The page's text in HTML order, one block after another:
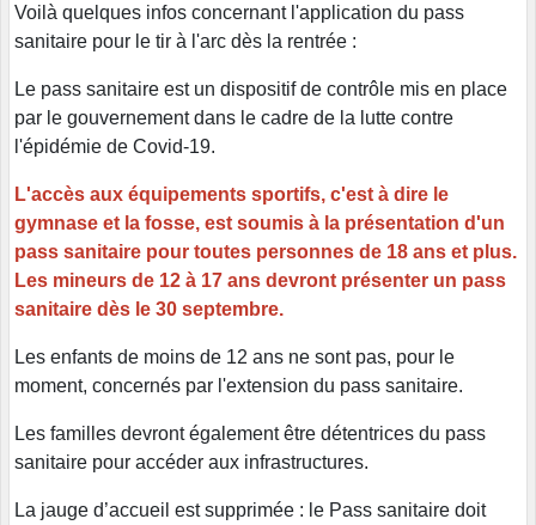
Voilà quelques infos concernant l'application du pass
sanitaire pour le tir à l'arc dès la rentrée :
Le pass sanitaire est un dispositif de contrôle mis en place
par le gouvernement dans le cadre de la lutte contre
l'épidémie de Covid-19.
L'accès aux équipements sportifs, c'est à dire le
gymnase et la fosse, est soumis à la présentation d'un
pass sanitaire pour toutes personnes de 18 ans et plus.
Les mineurs de 12 à 17 ans devront présenter un pass
sanitaire dès le 30 septembre.
Les enfants de moins de 12 ans ne sont pas, pour le
moment, concernés par l'extension du pass sanitaire.
Les familles devront également être détentrices du pass
sanitaire pour accéder aux infrastructures.
La jauge d’accueil est supprimée : le Pass sanitaire doit